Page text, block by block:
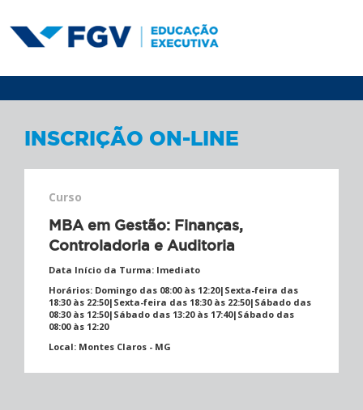
INSCRIÇÃO ON-LINE
Curso
MBA em Gestão: Finanças,
Controladoria e Auditoria
Data Início da Turma: Imediato
Horários: Domingo das 08:00 às 12:20|Sexta-feira das
18:30 às 22:50|Sexta-feira das 18:30 às 22:50|Sábado das
08:30 às 12:50|Sábado das 13:20 às 17:40|Sábado das
08:00 às 12:20
Local: Montes Claros - MG